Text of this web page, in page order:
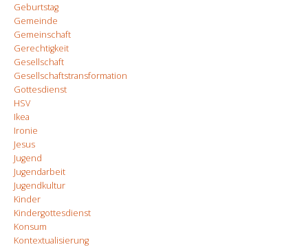
Geburtstag
Gemeinde
Gemeinschaft
Gerechtigkeit
Gesellschaft
Gesellschaftstransformation
Gottesdienst
HSV
Ikea
Ironie
Jesus
Jugend
Jugendarbeit
Jugendkultur
Kinder
Kindergottesdienst
Konsum
Kontextualisierung